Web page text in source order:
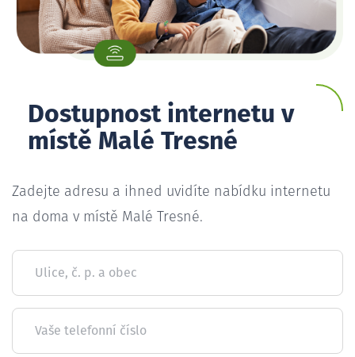
Dostupnost internetu v
místě Malé Tresné
Zadejte adresu a ihned uvidíte nabídku internetu
na doma v místě Malé Tresné.
Ulice, č. p. a obec
Vaše telefonní číslo